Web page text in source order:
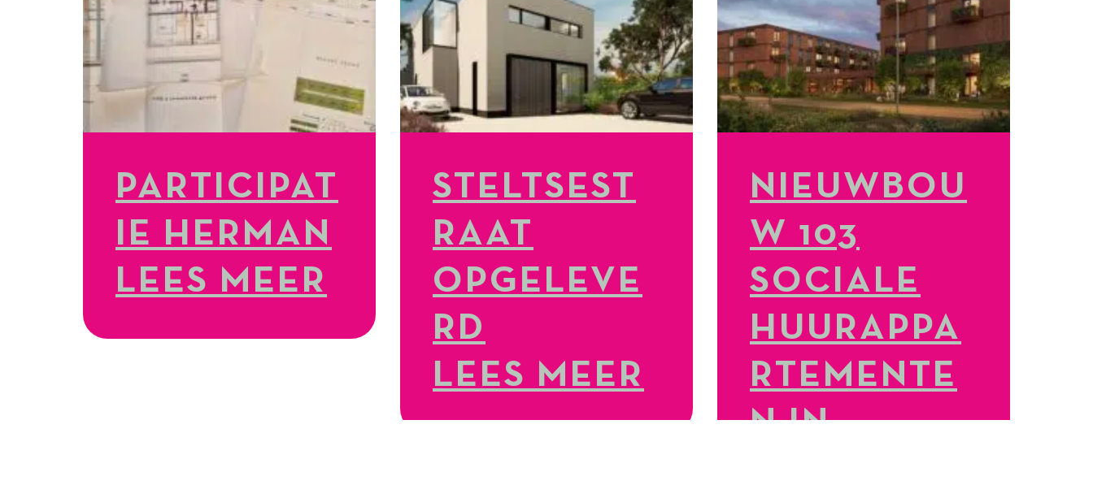
PARTICIPAT
IE HERMAN
LEES MEER
STELTSEST
RAAT
OPGELEVE
RD
LEES MEER
NIEUWBOU
W 103
SOCIALE
HUURAPPA
RTEMENTE
N IN